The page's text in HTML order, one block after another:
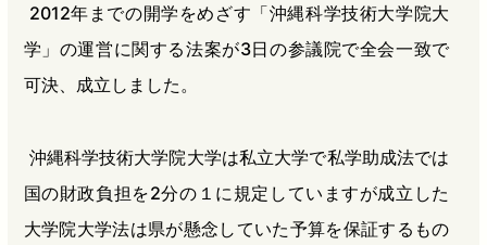
2012年までの開学をめざす「沖縄科学技術大学院大
学」の運営に関する法案が3日の参議院で全会一致で
可決、成立しました。
沖縄科学技術大学院大学は私立大学で私学助成法では
国の財政負担を2分の１に規定していますが成立した
大学院大学法は県が懸念していた予算を保証するもの